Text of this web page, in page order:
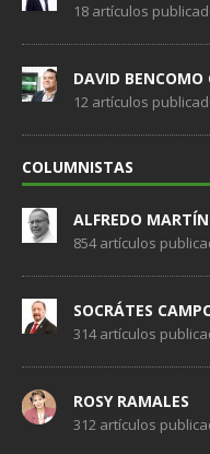
18 artículos
DAVID BENCOMO
12 artículos
COLUMNISTAS
ALFREDO
854 artículos
SOCRÁTES
314 artículos
ROSY RAMALES
312 artículos